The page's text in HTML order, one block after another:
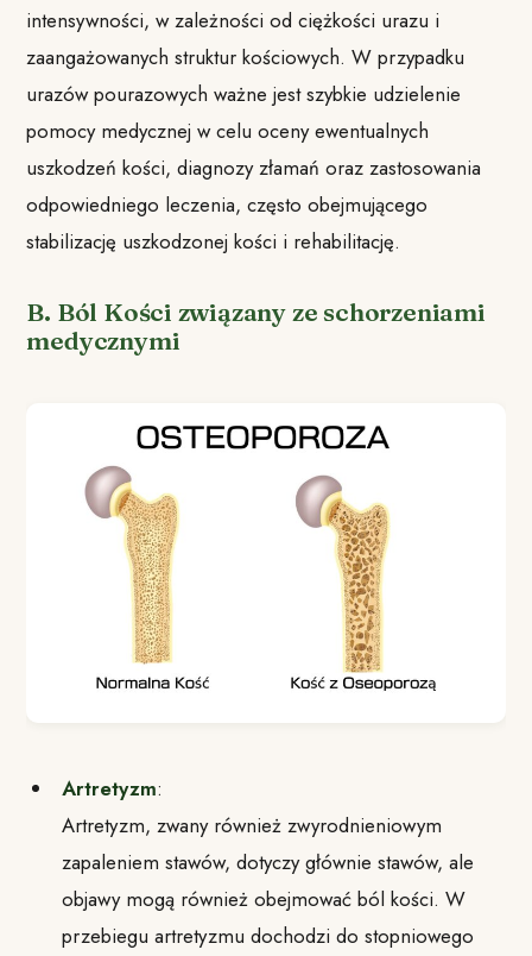
intensywności, w zależności od ciężkości urazu i
zaangażowanych struktur kościowych. W przypadku
urazów pourazowych ważne jest szybkie udzielenie
pomocy medycznej w celu oceny ewentualnych
uszkodzeń kości, diagnozy złamań oraz zastosowania
odpowiedniego leczenia, często obejmującego
stabilizację uszkodzonej kości i rehabilitację.
B. Ból Kości związany ze schorzeniami
medycznymi
Artretyzm:
Artretyzm, zwany również zwyrodnieniowym
zapaleniem stawów, dotyczy głównie stawów, ale
objawy mogą również obejmować ból kości. W
przebiegu artretyzmu dochodzi do stopniowego